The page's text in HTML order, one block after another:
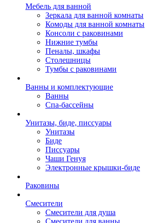
Мебель для ванной
Зеркала для ванной комнаты
Комоды для ванной комнаты
Консоли с раковинами
Нижние тумбы
Пеналы, шкафы
Столешницы
Тумбы с раковинами
Ванны и комплектующие
Ванны
Спа-бассейны
Унитазы, биде, писсуары
Унитазы
Биде
Писсуары
Чаши Генуя
Электронные крышки-биде
Раковины
Смесители
Смесители для душа
Смесители для ванны